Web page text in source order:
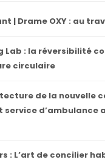
| Drame OXY : au
Lab : la réversibilité
circulaire
de la nouvelle
service d’ambulance
: L’art de concilier